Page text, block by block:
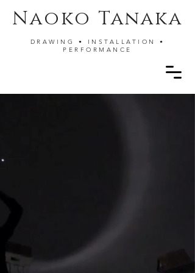
Naoko Tanaka
DRAWING • INSTALLATION •
PERFORMANCE